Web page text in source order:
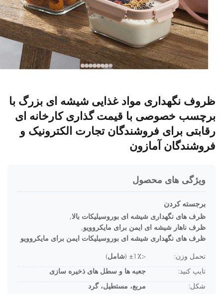
نگهداری مواد غذایی شیشه ای بزرگ با
خصوصی با قیمت گذاری کارخانه ای
برای فروشندگان تجارت الکترونیک و
آمازون
ویژگی های محصول
برجسته کردن
ظرف های نگهداری شیشه ای بوروسیلیکات بالا,
ظرف ناهار شیشه ای ایمن برای مایکروویو,
ظرف های نگهداری شیشه ای بوروسیلیکات ایمن برای مایکروویو
تحمل وزن:
تایپ کنید: جعبه ها و سطل های ذخیره سازی
شکل: مربع، مستطیل، گرد